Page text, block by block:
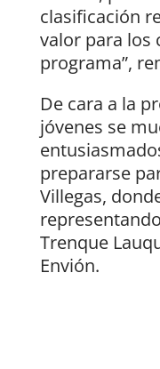
clasificación
valor para los
programa”,
De cara a la
jóvenes se
prepararse
Villegas,
Trenque
Envión.